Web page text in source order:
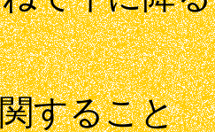
ること